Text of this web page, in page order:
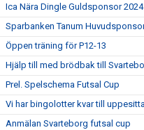
Ica Nära Dingle Guldsponsor 2024
Sparbanken Tanum
Öppen träning för P12-13
Hjälp till med brödbak till
Prel. Spelschema Futsal Cup
Vi har bingolotter kvar till
Anmälan Svarteborg futsal cup